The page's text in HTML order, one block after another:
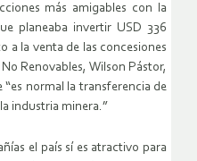
más amigables con la
planeaba invertir USD 336
a la venta de las concesiones
Renovables, Wilson Pástor,
normal la transferencia de
industria minera.”
el país sí es atractivo para